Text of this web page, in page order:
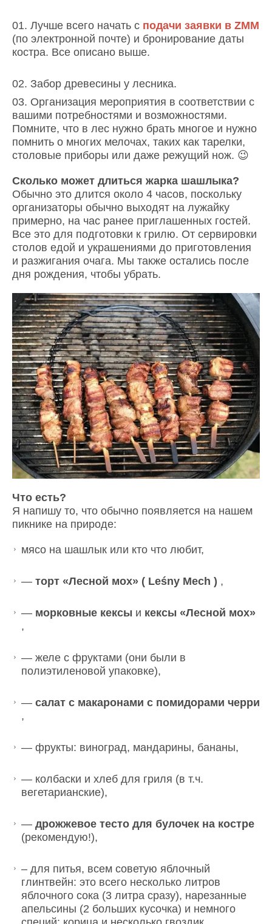
Лучше всего начать с подачи заявки в ZMM
(по электронной почте) и бронирование даты
костра. Все описано выше.
Забор древесины у лесника.
Организация мероприятия в соответствии с
вашими потребностями и возможностями.
Помните, что в лес нужно брать многое и нужно
помнить о многих мелочах, таких как тарелки,
столовые приборы или даже режущий нож. 😉
Сколько может длиться жарка шашлыка?
Обычно это длится около 4 часов, поскольку
организаторы обычно выходят на лужайку
примерно, на час ранее приглашенных гостей.
Все это для подготовки к грилю. От сервировки
столов едой и украшениями до приготовления
и разжигания очага. Мы также остались после
дня рождения, чтобы убрать.
Что есть?
Я напишу то, что обычно появляется на нашем
пикнике на природе:
мясо на шашлык или кто что любит,
— торт «Лесной мох» ( Leśny Mech ) ,
— морковные кексы и кексы «Лесной мох»
,
— желе с фруктами (они были в
полиэтиленовой упаковке),
— салат с макаронами с помидорами черри
,
— фрукты: виноград, мандарины, бананы,
— колбаски и хлеб для гриля (в т.ч.
вегетарианские),
— дрожжевое тесто для булочек на костре
(рекомендую!),
– для питья, всем советую яблочный
глинтвейн: это всего несколько литров
яблочного сока (3 литра сразу), нарезанные
апельсины (2 больших кусочка) и немного